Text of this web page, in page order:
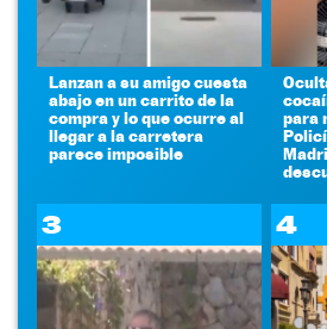
Lanzan a su amigo cuesta
abajo en un carrito de la
compra y lo que ocurre al
llegar a la carretera
parece imposible
para
3 4